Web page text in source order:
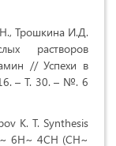
Трошкина И.Д.
растворов
// Успехи в
– Т. 30. – №. 6
K. T. Synthesis
6H~ 4CH (CH~